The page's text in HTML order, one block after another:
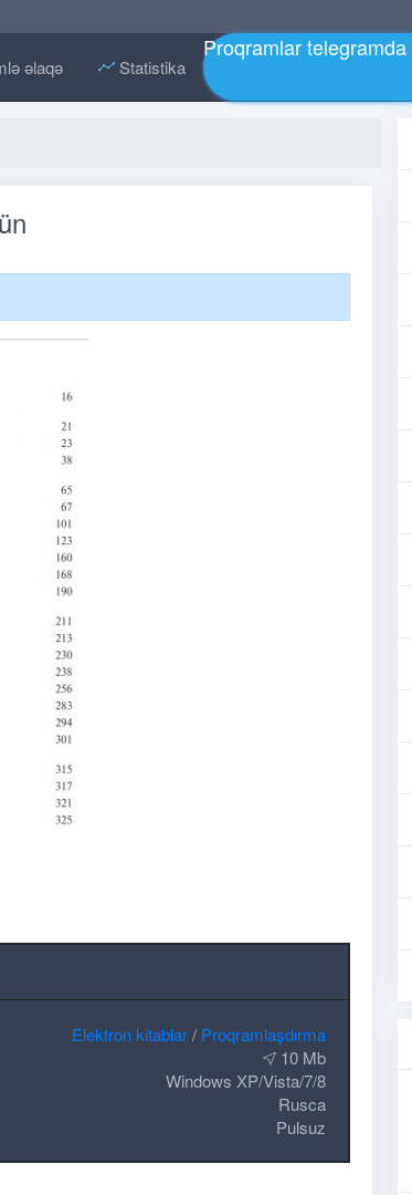
əlaqə Statistika
Proqramlar telegramda
Elektron kitablar/ Proqramlaşdırma
10 Mb
Windows XP/Vista/7/8
Rusca
Pulsuz